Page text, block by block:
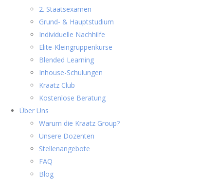
2. Staatsexamen
Grund- & Hauptstudium
Individuelle Nachhilfe
Elite-Kleingruppenkurse
Blended Learning
Inhouse-Schulungen
Kraatz Club
Kostenlose Beratung
Über Uns
Warum die Kraatz Group?
Unsere Dozenten
Stellenangebote
FAQ
Blog